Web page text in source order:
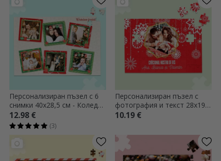
Персонализиран пъзел с 6
снимки 40x28,5 см - Коледни
спомени
12.98 €
(3)
Персонализиран пъзел с
фотография и текст 28x19
см - Нашето Коледа
10.19 €